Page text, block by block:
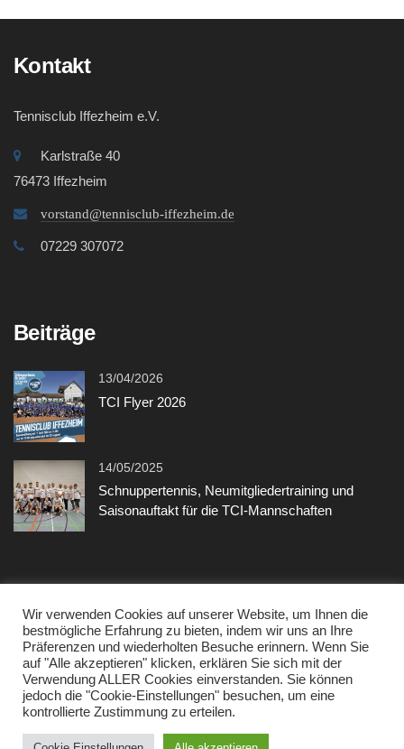
Kontakt
Tennisclub Iffezheim e.V.
Karlstraße 40
76473 Iffezheim
vorstand@tennisclub-iffezheim.de
07229 307072
Beiträge
13/04/2026
TCI Flyer 2026
14/05/2025
Schnuppertennis, Neumitgliedertraining und
Saisonauftakt für die TCI-Mannschaften
Sonstiges
Kontakt
Datenschutzerklärung
Impressum
Wir verwenden Cookies auf unserer Website, um Ihnen die
bestmögliche Erfahrung zu bieten, indem wir uns an Ihre
Präferenzen und wiederholten Besuche erinnern. Wenn Sie
auf "Alle akzeptieren" klicken, erklären Sie sich mit der
Verwendung ALLER Cookies einverstanden. Sie können
jedoch die "Cookie-Einstellungen" besuchen, um eine
kontrollierte Zustimmung zu erteilen.